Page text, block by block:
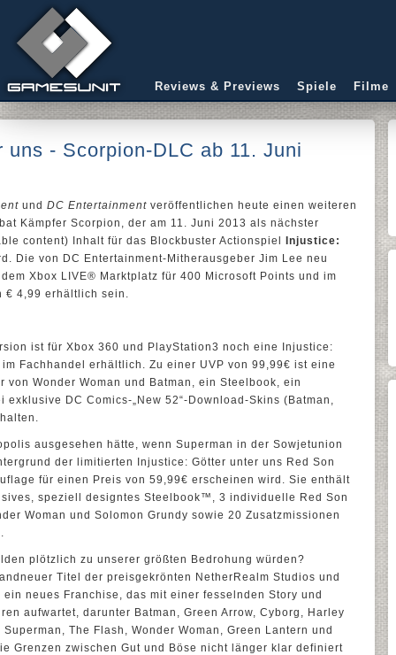
Reviews & Previews Spiele Filme
- Scorpion-DLC ab 11. Juni
und DC Entertainment veröffentlichen heute einen weiteren
Kämpfer Scorpion, der am 11. Juni 2013 als nächster
content) Inhalt für das Blockbuster Actionspiel
Injustice:
Die von DC Entertainment-Mitherausgeber Jim Lee neu
Xbox LIVE® Marktplatz für 400 Microsoft Points und im
€ 4,99 erhältlich sein.
ist für Xbox 360 und PlayStation3 noch eine Injustice:
Fachhandel erhältlich. Zu einer UVP von 99,99€ ist eine
von Wonder Woman und Batman, ein Steelbook, ein
DC Comics-„New 52“-Download-Skins (Batman,
ausgesehen hätte, wenn Superman in der Sowjetunion
der limitierten Injustice: Götter unter uns Red Son
für einen Preis von 59,99€ erscheinen wird. Sie enthält
speziell designtes Steelbook™, 3 individuelle Red Son
Woman und Solomon Grundy sowie 20 Zusatzmissionen
plötzlich zu unserer größten Bedrohung würden?
Titel der preisgekrönten NetherRealm Studios und
neues Franchise, das mit einer fesselnden Story und
aufwartet, darunter Batman, Green Arrow, Cyborg, Harley
The Flash, Wonder Woman, Green Lantern und
Grenzen zwischen Gut und Böse nicht länger klar definiert